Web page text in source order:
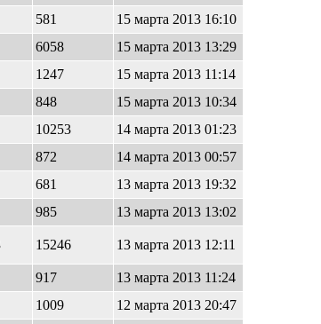
581
15 марта 2013 16:10
6058
15 марта 2013 13:29
1247
15 марта 2013 11:14
848
15 марта 2013 10:34
10253
14 марта 2013 01:23
872
14 марта 2013 00:57
681
13 марта 2013 19:32
985
13 марта 2013 13:02
15246 13 марта 2013 12:11
917
13 марта 2013 11:24
1009
12 марта 2013 20:47